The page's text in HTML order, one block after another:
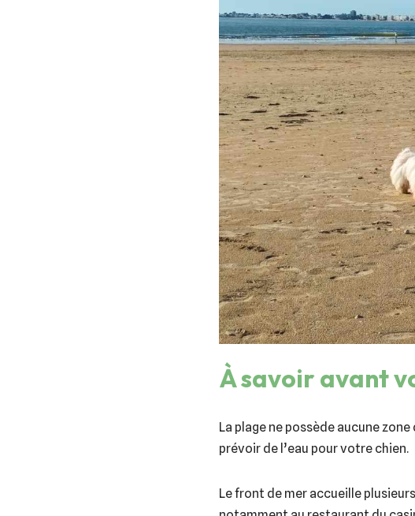
À savoir avant
La plage ne possède aucune
prévoir de l’eau pour votre chien.
Le front de mer accueille